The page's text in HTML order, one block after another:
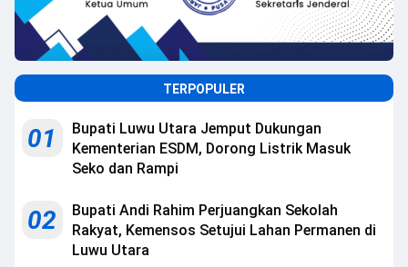
TERPOPULER
01
Bupati Luwu Utara Jemput Dukungan
Kementerian ESDM, Dorong Listrik Masuk
Seko dan Rampi
02
Bupati Andi Rahim Perjuangkan Sekolah
Rakyat, Kemensos Setujui Lahan Permanen di
Luwu Utara